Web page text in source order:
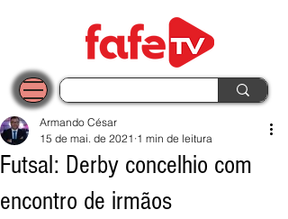
Futsal: Derby concelhio com
encontro de irmãos
Armando César
15 de mai. de 2021 1 min de leitura